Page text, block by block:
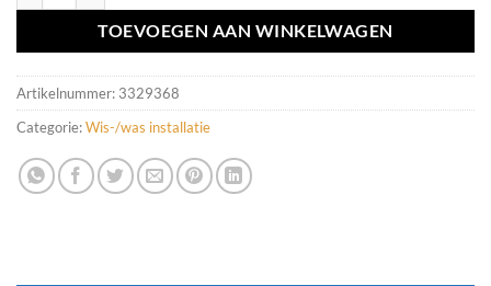
TOEVOEGEN AAN WINKELWAGEN
Artikelnummer: 3329368
Categorie:Wis-/was installatie